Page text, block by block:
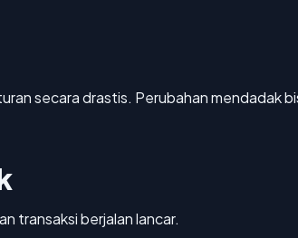
secara drastis. Perubahan mendadak
transaksi berjalan lancar.